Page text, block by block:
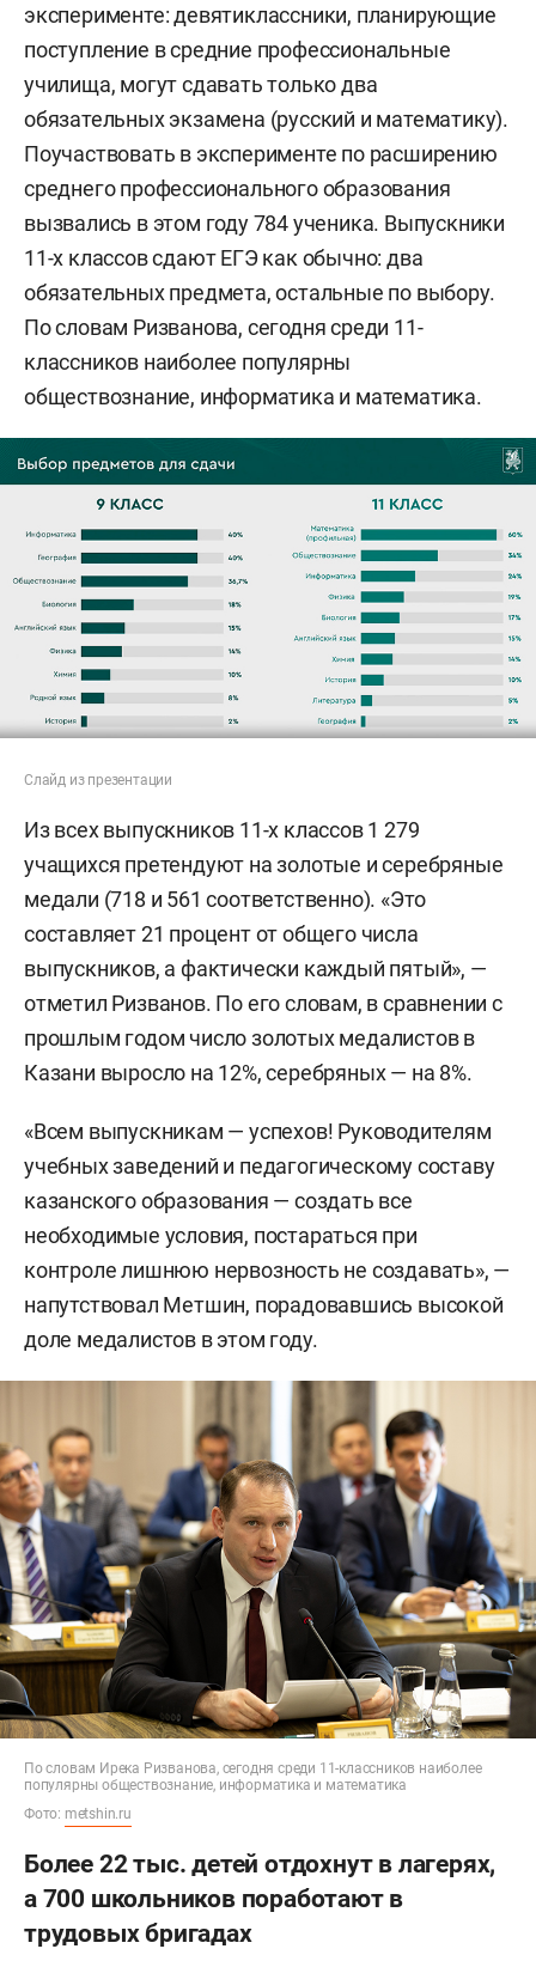
эксперименте: девятиклассники, планирующие
поступление в средние профессиональные
училища, могут сдавать только два
обязательных экзамена (русский и математику).
Поучаствовать в эксперименте по расширению
среднего профессионального образования
вызвались в этом году 784 ученика. Выпускники
11-х классов сдают ЕГЭ как обычно: два
обязательных предмета, остальные по выбору.
По словам Ризванова, сегодня среди 11-
классников наиболее популярны
обществознание, информатика и математика.
Слайд из презентации
Из всех выпускников 11-х классов 1 279
учащихся претендуют на золотые и серебряные
медали (718 и 561 соответственно). «Это
составляет 21 процент от общего числа
выпускников, а фактически каждый пятый», —
отметил Ризванов. По его словам, в сравнении с
прошлым годом число золотых медалистов в
Казани выросло на 12%, серебряных — на 8%.
«Всем выпускникам — успехов! Руководителям
учебных заведений и педагогическому составу
казанского образования — создать все
необходимые условия, постараться при
контроле лишнюю нервозность не создавать», —
напутствовал Метшин, порадовавшись высокой
доле медалистов в этом году.
По словам Ирека Ризванова, сегодня среди 11-классников наиболее
популярны обществознание, информатика и математика
Фото: metshin.ru
Более 22 тыс. детей отдохнут в лагерях,
а 700 школьников поработают в
трудовых бригадах